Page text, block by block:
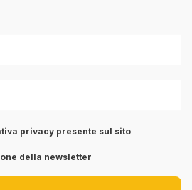
privacy presente sul sito
della newsletter